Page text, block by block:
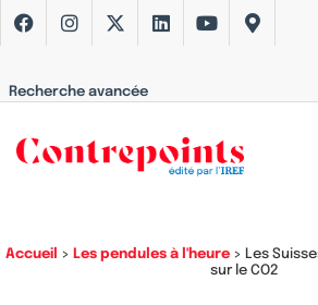
Recherche avancée
Accueil > Les pendules à l'heure> Les
sur le CO2